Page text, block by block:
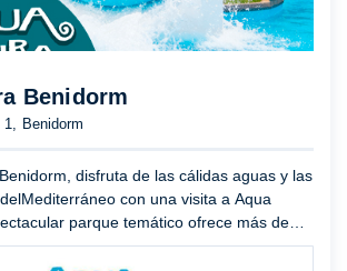
Benidorm
1, Benidorm
disfruta de las cálidas aguas y las
con una visita a Aqua
parque temático ofrece más de
(40,000 metros cuadrados) de diver